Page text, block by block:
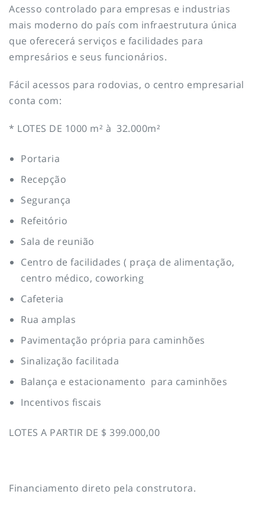
Acesso controlado para empresas e industrias
mais moderno do país com infraestrutura única
que oferecerá serviços e facilidades para
empresários e seus funcionários.
Fácil acessos para rodovias, o centro empresarial
conta com:
* LOTES DE 1000 m² à 32.000m²
Portaria
Recepção
Segurança
Refeitório
Sala de reunião
Centro de facilidades ( praça de alimentação,
centro médico, coworking
Cafeteria
Rua amplas
Pavimentação própria para caminhões
Sinalização facilitada
Balança e estacionamento para caminhões
Incentivos fiscais
LOTES A PARTIR DE $ 399.000,00
Financiamento direto pela construtora.